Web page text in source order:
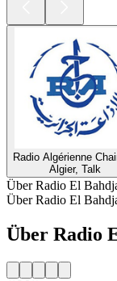
Radio Algérienne
Algier, Talk
Über Radio El
Über Radio El
Über Radio